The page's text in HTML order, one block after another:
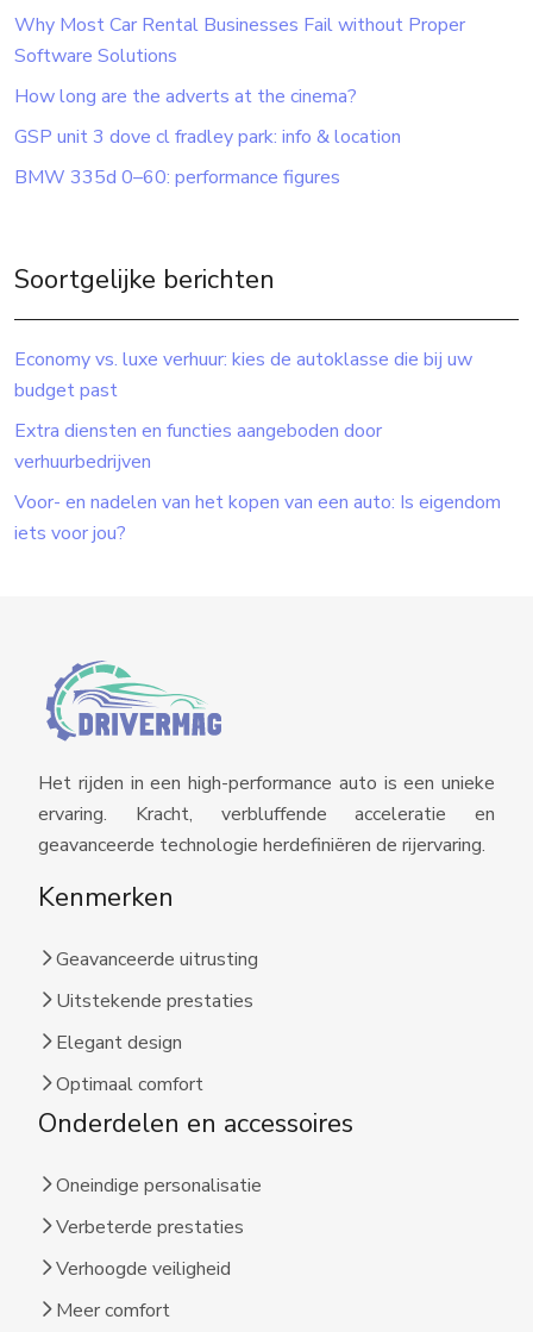
Why Most Car Rental Businesses Fail without Proper
Software Solutions
How long are the adverts at the cinema?
GSP unit 3 dove cl fradley park: info & location
BMW 335d 0–60: performance figures
Soortgelijke berichten
Economy vs. luxe verhuur: kies de autoklasse die bij uw
budget past
Extra diensten en functies aangeboden door
verhuurbedrijven
Voor- en nadelen van het kopen van een auto: Is eigendom
iets voor jou?
Het rijden in een high-performance auto is een unieke
ervaring. Kracht, verbluffende acceleratie en
geavanceerde technologie herdefiniëren de rijervaring.
Kenmerken
Geavanceerde uitrusting
Uitstekende prestaties
Elegant design
Optimaal comfort
Onderdelen en accessoires
Oneindige personalisatie
Verbeterde prestaties
Verhoogde veiligheid
Meer comfort